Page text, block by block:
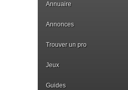
Annuaire
Annonces
Trouver un pro
Jeux
Guides